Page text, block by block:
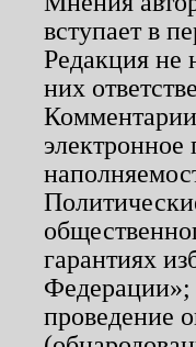
вступает в
Редакция не
них
электронное
гарантиях
Федерации»;
проведение